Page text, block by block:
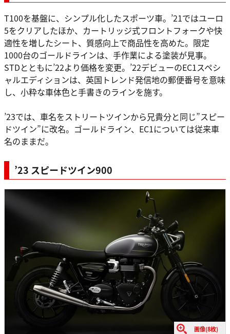
T100を基盤に、シンプル化したスポーツ車。’21ではユーロ
5をクリアしたほか、カートリッジ式フロントフォークや快
適性を増したシート、質感向上で商品性を高めた。限定
1000台のゴールドラインは、手作業による塗装が見事。
STDとともに’22より価格を変更。’22デビューのEC1スペシ
ャルエディションは、英国トレンド発信地の郵便番号を意味
し、小粋な車体色と手書きのラインを施す。
’23では、車名をストリートツインから兄貴分と同じ”スピー
ドツイン”に改名。ゴールドライン、EC1については従来車
名のままだ。
’23 スピードツイン900
画像(8枚)